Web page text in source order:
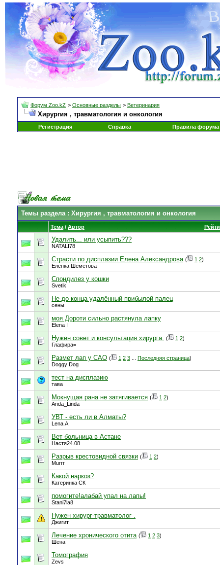
Форум Zoo.kZ > Основные разделы > Ветеринария
Хирургия , травматология и онкология
Регистрация Справка Правила форума
Темы раздела: Хирургия , травматология и онкология
Тема / Автор
Удалить... или усыпить???
NATALI78
Страсти по дисплазии Елена Александрова ( 1 2)
Еленка Шеметова
Спондилез у кошки
Svetik
Не до конца удалённый прибылой палец
сены
моя Дороти сильно растянула лапку
Elena I
Нужен совет и консультация хирурга. ( 1 2)
Глафира=
Размет лап у САО ( 1 2 3 Последняя страница)
Doggy Dog
тест на дисплазию
тава
Мокнущая рана не затягивается ( 1 2)
Anda_Linda
УВТ - есть ли в Алматы?
Lena.A
Вет больница в Астане
Настя24.08
Разрыв крестовидной связки ( 1 2)
Murrr
Какой наркоз?
Катеринка СК
помогите!алабай упал на лапы!
Stani7la8
Нужен хирург-травматолог .
Джигит
Лечение хронического отита ( 1 2 3)
Шена
Томография
Zevs